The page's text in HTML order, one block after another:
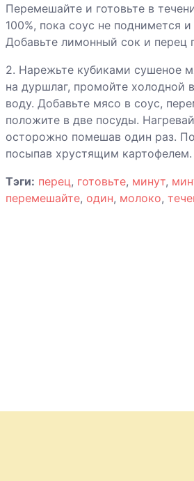
Яйца печеные с
беконом
Яйца печеные с
креветками и
соусом Pesto
Капуста
краснокочанная
Перемешайте и готовьте в
100%, пока соус не поднимется
Добавьте лимонный сок и перец
2. Нарежьте кубиками сушеное
на дуршлаг, промойте холодной
воду. Добавьте мясо в соус,
положите в две посуды.
осторожно помешав один раз.
посыпав хрустящим картофелем.
Тэги: перец, готовьте, минут,
перемешайте, один, молоко,